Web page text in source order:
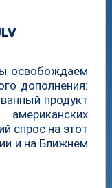
освобождаем
дополнения:
продукт
спрос на этот
и на Ближнем